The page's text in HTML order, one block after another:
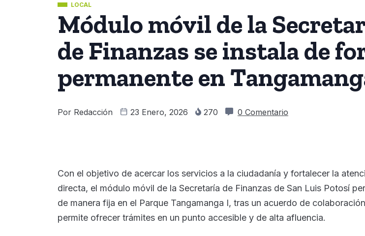
LOCAL
Módulo móvil de la
de Finanzas se instala de
permanente en
Por Redacción 23 Enero, 2026 270 0 Comentario
Con el objetivo de acercar los servicios a la ciudadanía y fortalecer la
directa, el módulo móvil de la Secretaría de Finanzas de San Luis Potosí
de manera fija en el Parque Tangamanga I, tras un acuerdo de
permite ofrecer trámites en un punto accesible y de alta afluencia.